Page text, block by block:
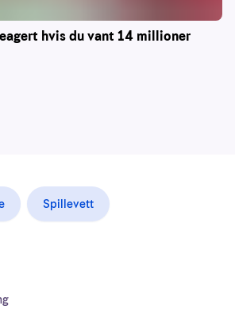
hvis du vant 14 millioner
Spillevett